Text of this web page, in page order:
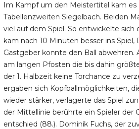
Im Kampf um den Meistertitel kam
Tabellenzweiten Siegelbach. Beiden
viel auf dem Spiel. So entwickelte
kam nach 10 Minuten besser ins
Gastgeber konnte den Ball abwehren.
am langen Pfosten die bis dahin
der 1. Halbzeit keine Torchance zu
ergaben sich Kopfballmöglichkeiten,
wieder stärker, verlagerte das Spiel
der Mittellinie berührte ein Spieler der
entschied (88.). Dominik Fuchs, der